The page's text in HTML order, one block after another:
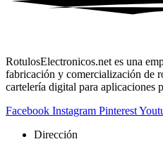
RotulosElectronicos.net es una
fabricación y comercialización de
cartelería digital para aplicaciones
Facebook Instagram Pinterest
Dirección